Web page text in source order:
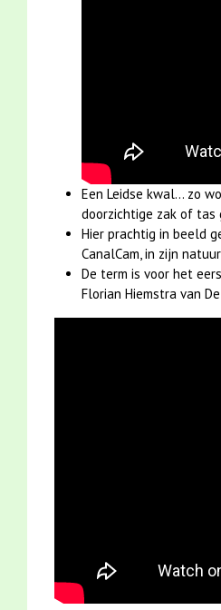
Een Leidse kwal... zo
doorzichtige zak of tas
Hier prachtig in beeld
CanalCam, in zijn
De term is voor het
Florian Hiemstra van